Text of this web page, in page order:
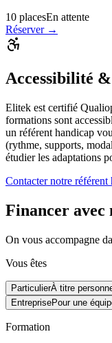
10 placesEn attente
Réserver →
Accessibilité
Elitek est certifié
formations sont
un référent handicap
(rythme, supports,
étudier les adaptations
Contacter notre
Financer avec
On vous accompagne
Vous êtes
ParticulierÀ titre
EntreprisePour une
Formation